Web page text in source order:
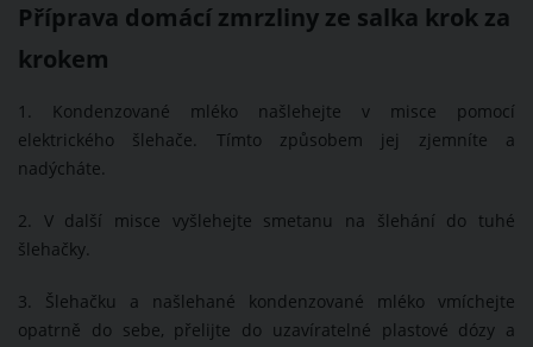
Příprava domácí zmrzliny ze salka krok za
krokem
1. Kondenzované mléko našlehejte v misce pomocí
elektrického šlehače. Tímto způsobem jej zjemníte a
nadýcháte.
2. V další misce vyšlehejte smetanu na šlehání do tuhé
šlehačky.
3. Šlehačku a našlehané kondenzované mléko vmíchejte
opatrně do sebe, přelijte do uzavíratelné plastové dózy a